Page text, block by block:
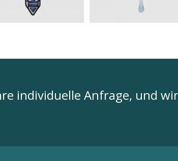
individuelle Anfrage, und